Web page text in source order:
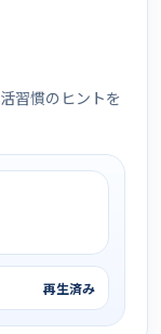
習慣のヒントを
再生済み